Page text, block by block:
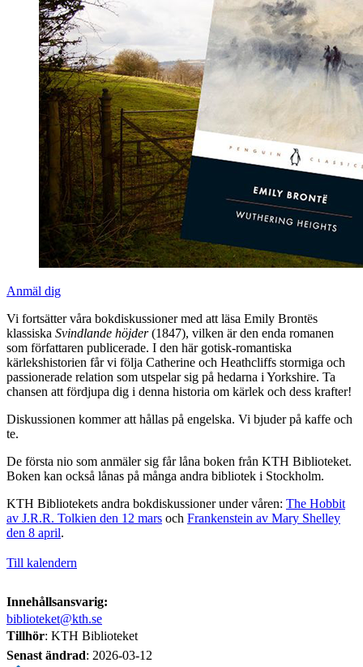
Anmäl dig
Vi fortsätter våra bokdiskussioner med att läsa Emily Brontës
klassiska Svindlande höjder(1847), vilken är den enda romanen
som författaren publicerade. I den här gotisk-romantiska
kärlekshistorien får vi följa Catherine och Heathcliffs stormiga och
passionerade relation som utspelar sig på hedarna i Yorkshire. Ta
chansen att fördjupa dig i denna historia om kärlek och dess krafter!
Diskussionen kommer att hållas på engelska. Vi bjuder på kaffe och
te.
De första nio som anmäler sig får låna boken från KTH Biblioteket.
Boken kan också lånas på många andra bibliotek i Stockholm.
KTH Bibliotekets andra bokdiskussioner under våren: The Hobbit
av J.R.R. Tolkien den 12 mars och Frankenstein av Mary Shelley
den 8 april.
Till kalendern
Innehållsansvarig:
biblioteket@kth.se
Tillhör: KTH Biblioteket
Senast ändrad: 2026-03-12